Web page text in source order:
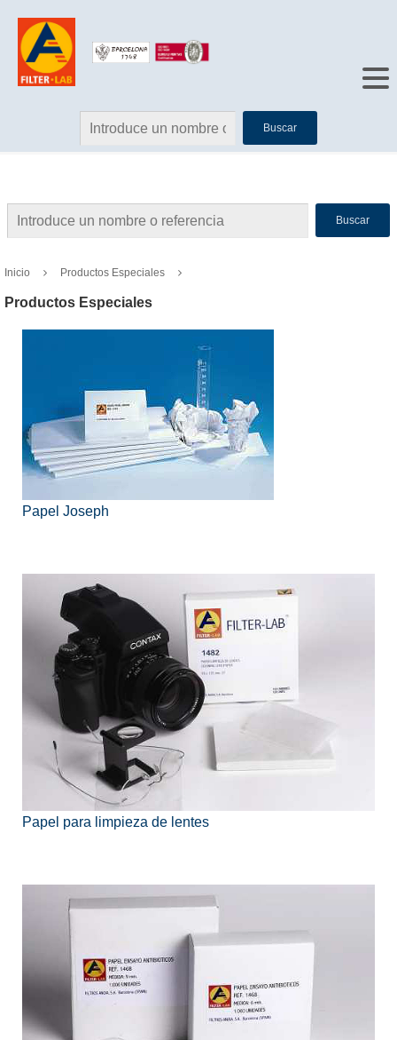
Buscar
Buscar
Inicio Productos Especiales
Productos Especiales
Papel Joseph
Papel para limpieza de lentes